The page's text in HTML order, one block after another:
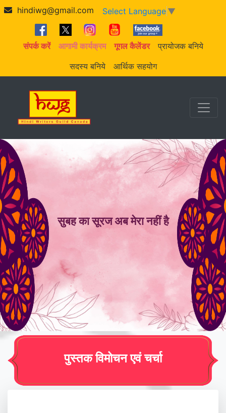
hindiwg@gmail.com Select Language ▼
संपर्क करें आगामी कार्यक्रम गूगल कैलेंडर
प्रायोजक बनिये
सदस्य बनिये
आर्थिक सहयोग
सुबह का सूरज अब मेरा नहीं है
पुस्तक विमोचन एवं चर्चा